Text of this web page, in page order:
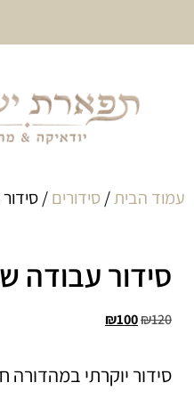
10%
כיסוי
עמוד הבית/סידורים/
סידור עבודה
₪120
₪100
סידור יוקרתי